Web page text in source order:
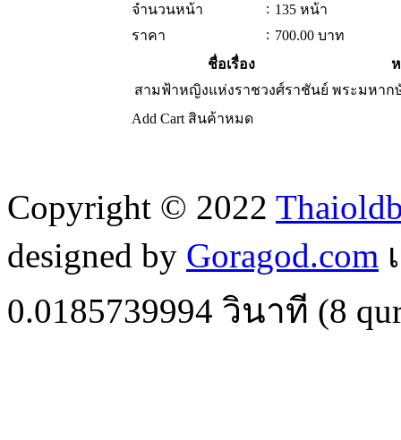
จำนวนหน้า
: 135 หน้า
ราคา
: 700.00 บาท
ชื่อเรื่อง
สามฟ้าหญิงแห่งราชวงศ์ราชันย์ พระมหาก
Add Cart สินค้าหมด
Copyright © 2022
designed by Goragod.com
0.0185739994 วินาที (8